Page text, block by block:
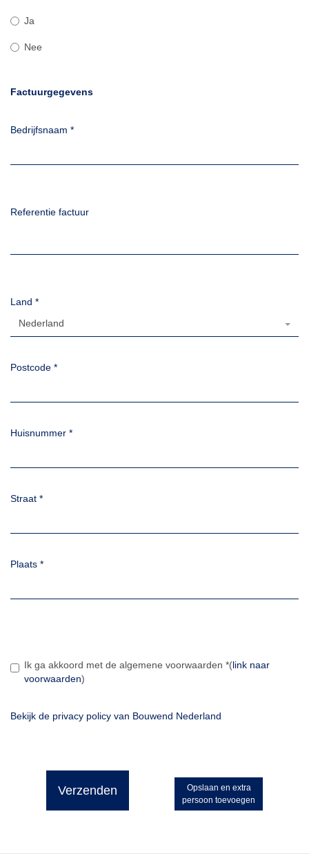
Ja
Nee
Factuurgegevens
Bedrijfsnaam *
Referentie factuur
Land *
Nederland
Postcode *
Huisnummer *
Straat *
Plaats *
Ik ga akkoord met de algemene voorwaarden *(link naar
voorwaarden)
Bekijk de privacy policy van Bouwend Nederland
Verzenden
Opslaan en extra
persoon toevoegen